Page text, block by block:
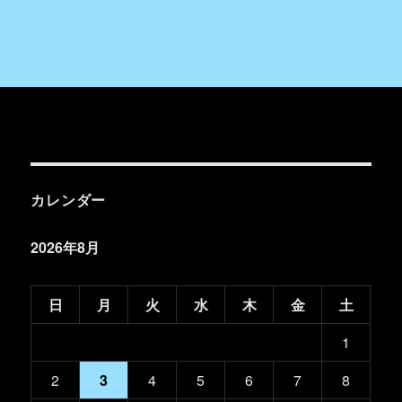
カレンダー
2026年8月
日 月 火 水 木 金
土
1
2
3 4 5 6 7 8